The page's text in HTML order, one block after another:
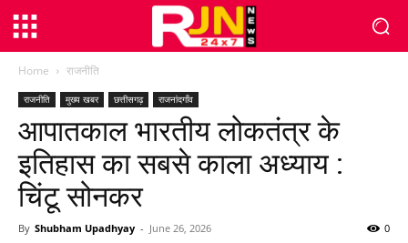
Home राजनीति
राजनीति मुख्य खबर छत्तीसगढ़ राजनांदगाँव
आपातकाल भारतीय लोकतंत्र के
इतिहास का सबसे काला अध्याय :
चिंटू सोनकर
By Shubham Upadhyay - June 26, 2026 0